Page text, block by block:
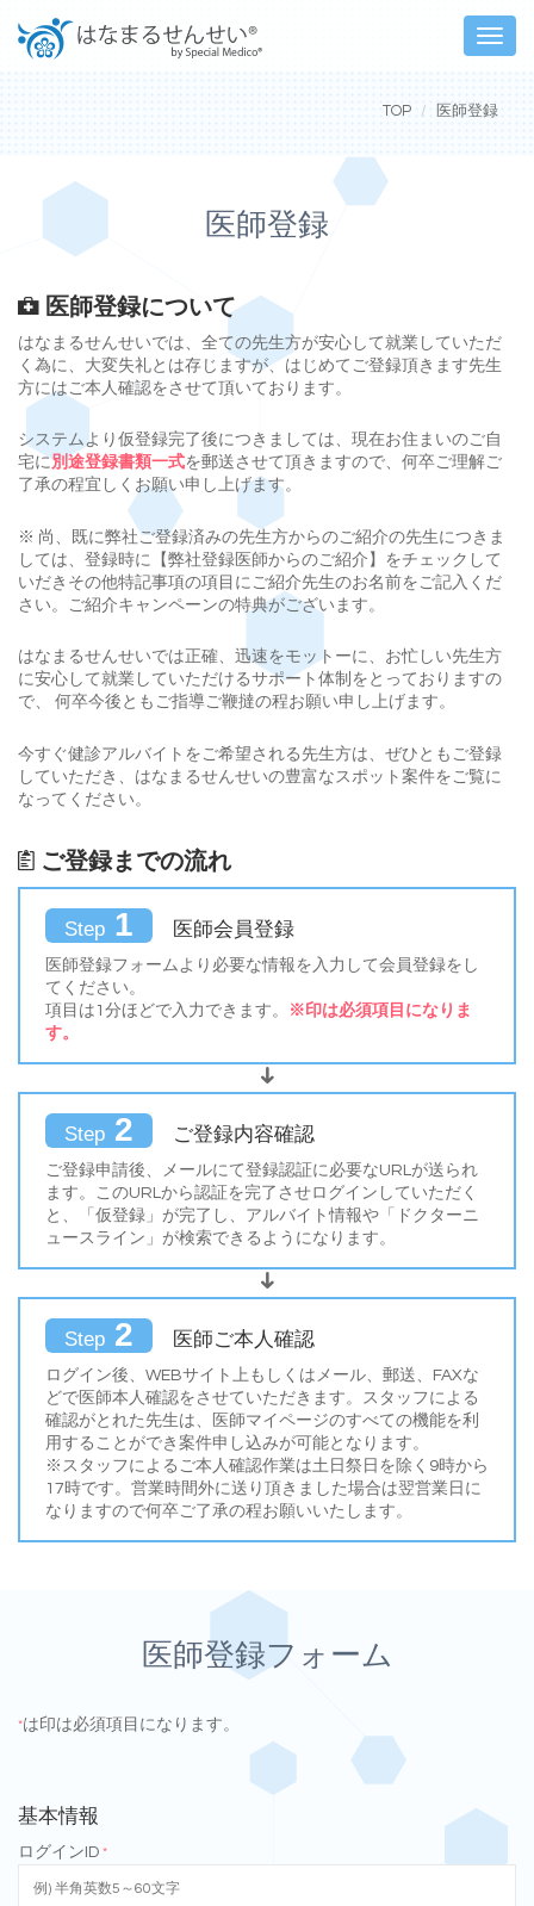
Toggle
TOP 医師登録
医師登録
医師登録について
はなまるせんせいでは、全ての先生方が安心して就業していただ
く為に、大変失礼とは存じますが、はじめてご登録頂きます先生
方にはご本人確認をさせて頂いております。
システムより仮登録完了後につきましては、現在お住まいのご自
宅に別途登録書類一式を郵送させて頂きますので、何卒ご理解ご
了承の程宜しくお願い申し上げます。
※ 尚、既に弊社ご登録済みの先生方からのご紹介の先生につきま
しては、登録時に【弊社登録医師からのご紹介】をチェックして
いだきその他特記事項の項目にご紹介先生のお名前をご記入くだ
さい。ご紹介キャンペーンの特典がございます。
はなまるせんせいでは正確、迅速をモットーに、お忙しい先生方
に安心して就業していただけるサポート体制をとっておりますの
で、 何卒今後ともご指導ご鞭撻の程お願い申し上げます。
今すぐ健診アルバイトをご希望される先生方は、ぜひともご登録
していただき、はなまるせんせいの豊富なスポット案件をご覧に
なってください。
ご登録までの流れ
Step 1 医師会員登録
医師登録フォームより必要な情報を入力して会員登録をし
てください。
項目は1分ほどで入力できます。
※印は必須項目になりま
す。
Step 2 ご登録内容確認
ご登録申請後、メールにて登録認証に必要なURLが送られ
ます。このURLから認証を完了させログインしていただく
と、「仮登録」が完了し、アルバイト情報や「ドクターニ
ュースライン」が検索できるようになります。
Step 2 医師ご本人確認
ログイン後、WEBサイト上もしくはメール、郵送、FAXな
どで医師本人確認をさせていただきます。スタッフによる
確認がとれた先生は、医師マイページのすべての機能を利
用することができ案件申し込みが可能となります。
※スタッフによるご本人確認作業は土日祭日を除く9時から
17時です。営業時間外に送り頂きました場合は翌営業日に
なりますので何卒ご了承の程お願いいたします。
医師登録フォーム
*は印は必須項目になります。
基本情報
ログインID *